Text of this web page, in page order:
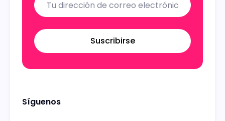
Suscribirse
Síguenos